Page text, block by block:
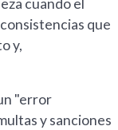
cuando el
que
y,
"error
y sanciones